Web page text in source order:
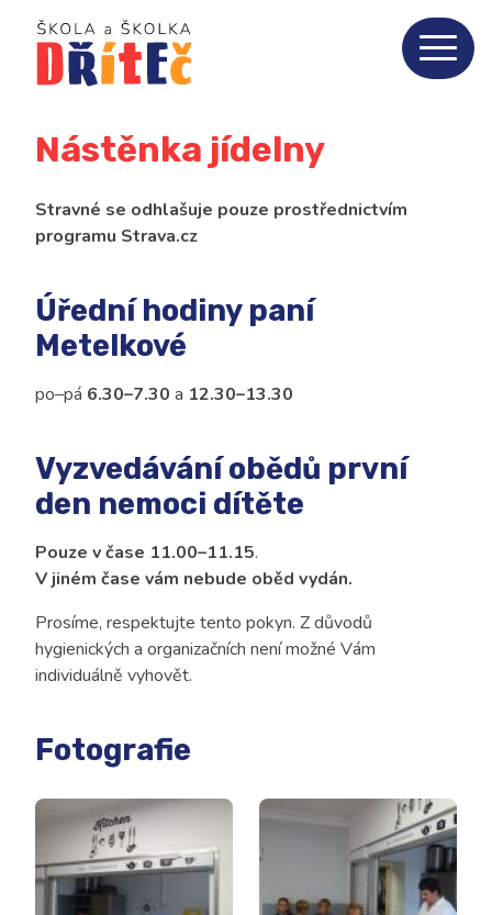
Nástěnka jídelny
Stravné se odhlašuje pouze prostřednictvím
programu Strava.cz
Úřední hodiny paní
Metelkové
po–pá 6.30–7.30 a 12.30–13.30
Vyzvedávání obědů první
den nemoci dítěte
Pouze v čase 11.00–11.15.
V jiném čase vám nebude oběd vydán.
Prosíme, respektujte tento pokyn. Z důvodů
hygienických a organizačních není možné Vám
individuálně vyhovět.
Fotografie
Home
O nás
ZŠ
MŠ
Kontakt